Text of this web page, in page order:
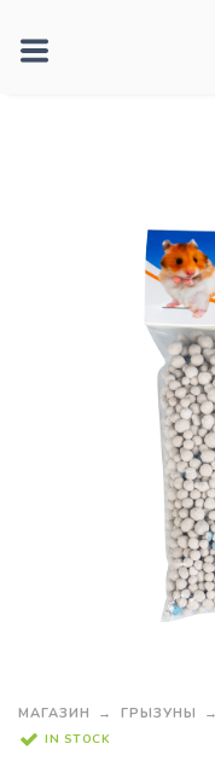
МАГАЗИН ГРЫЗУНЫ
IN STOCK